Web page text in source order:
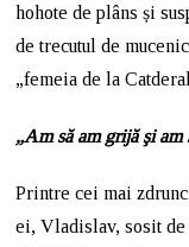
hohote de plâns și
de trecutul de
„femeia de la
„Am să am grijă şi
Printre cei mai
ei, Vladislav, sosit de